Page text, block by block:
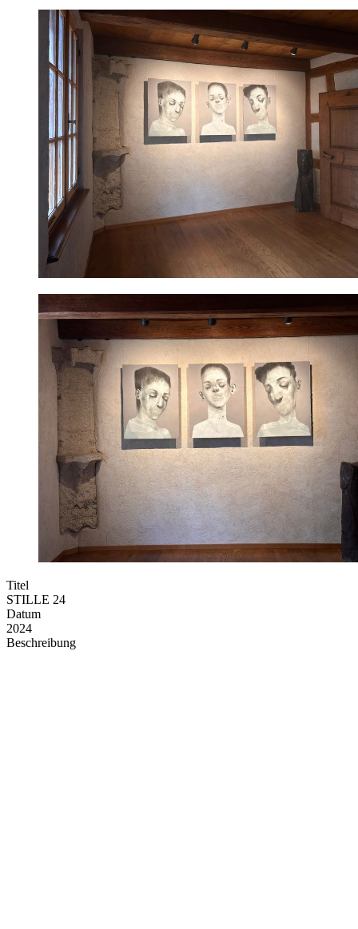
Titel
STILLE 24
Datum
2024
Beschreibung